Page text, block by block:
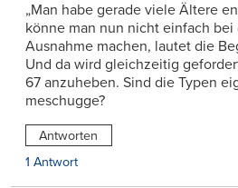
„Man habe gerade viele Ältere
könne man nun nicht einfach
Ausnahme machen, lautet die
Und da wird gleichzeitig
67 anzuheben. Sind die Typen
meschugge?
Antworten
1 Antwort